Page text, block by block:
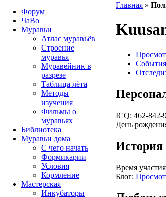
Главная »
ICQ: 462-842-
День
История
Время
Блог:
Форум
ЧаВо
Муравьи
Атлас муравьёв
Строение
муравья
Муравейник в
разрезе
Таблица лёта
Методы
изучения
Фильмы о
муравьях
Библиотека
Муравьи дома
С чего начать
Формикарии
Условия
Кормление
Мастерская
Инкубаторы